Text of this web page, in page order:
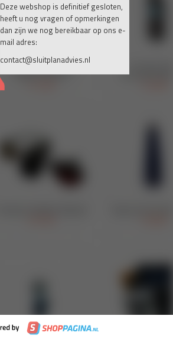
Deze webshop is definitief gesloten,
heeft u nog vragen of opmerkingen
dan zijn we nog bereikbaar op ons e-
mail adres:
contact@sluitplanadvies.nl